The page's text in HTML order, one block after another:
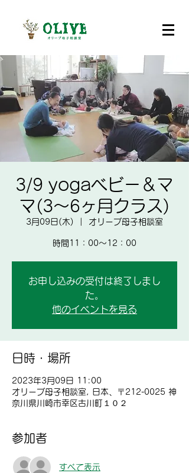
3/9 yogaベビー＆マ
マ(3～6ヶ月クラス)
3月09日(木) オリーブ母子相談室
時間11：00～12：00
お申し込みの受付は終了しまし
た。
他のイベントを見る
日時・場所
2023年3月09日 11:00
オリーブ母子相談室, 日本、〒212-0025 神
奈川県川崎市幸区古川町１０２
参加者
すべて表示